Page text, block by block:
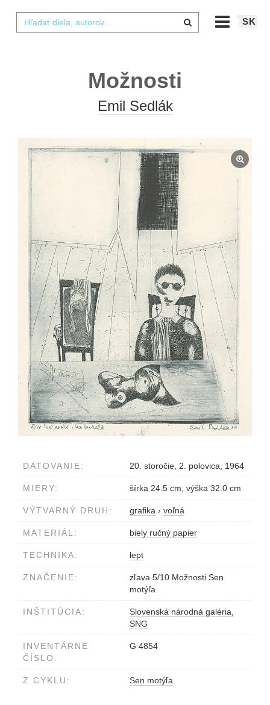
SK
Možnosti
Emil Sedlák
DATOVANIE: 20. storočie, 2. polovica, 1964
MIERY: šírka 24.5 cm, výška 32.0 cm
VÝTVARNÝ DRUH: grafika › voľná
MATERIÁL: biely ručný papier
TECHNIKA: lept
ZNAČENIE:
zľava 5/10 Možnosti Sen
motýľa
INŠTITÚCIA:
Slovenská národná galéria,
SNG
INVENTÁRNE
ČÍSLO:
G 4854
Z CYKLU: Sen motýľa